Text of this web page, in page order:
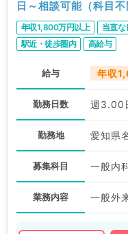
日～相談可能（科目不
年収1,800万円以上 当直な
駅近・徒歩圏内
高給与
給与 年収
勤務日数 週3.00
勤務地 愛知県
募集科目 一般内
業務内容 一般外